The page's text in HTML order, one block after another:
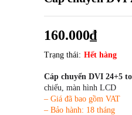
160.000₫
Trạng thái: Hết hàng
Cáp chuyển DVI 24+5
chiếu, màn hình LCD
– Giá đã bao gồm VAT
– Bảo hành: 18 tháng